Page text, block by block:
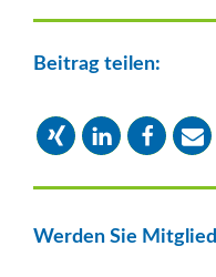
Beitrag teilen:
Werden Sie Mitglied